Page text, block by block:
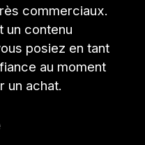
commerciaux.
un contenu
posiez en tant
au moment
un achat.